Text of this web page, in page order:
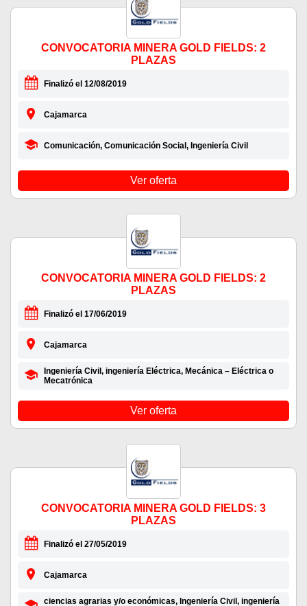
CONVOCATORIA MINERA GOLD FIELDS: 2
PLAZAS
Finalizó el 12/08/2019
Cajamarca
Comunicación, Comunicación Social, Ingeniería Civil
Ver oferta
CONVOCATORIA MINERA GOLD FIELDS: 2
PLAZAS
Finalizó el 17/06/2019
Cajamarca
Ingeniería Civil, ingeniería Eléctrica, Mecánica – Eléctrica o
Mecatrónica
Ver oferta
CONVOCATORIA MINERA GOLD FIELDS: 3
PLAZAS
Finalizó el 27/05/2019
Cajamarca
ciencias agrarias y/o económicas, Ingeniería Civil, ingeniería